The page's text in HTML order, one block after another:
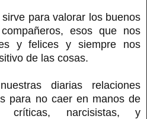
para valorar los buenos
esos que nos
y felices y siempre nos
de las cosas.
diarias relaciones
para no caer en manos de
críticas, narcisistas, y